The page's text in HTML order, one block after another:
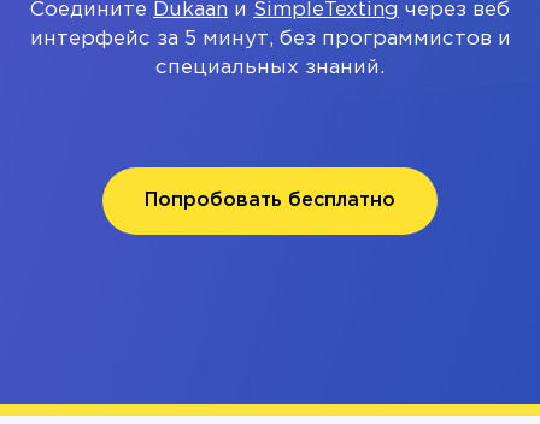
Соедините Dukaan и SimpleTexting через веб
интерфейс за 5 минут, без программистов и
специальных знаний.
Попробовать бесплатно